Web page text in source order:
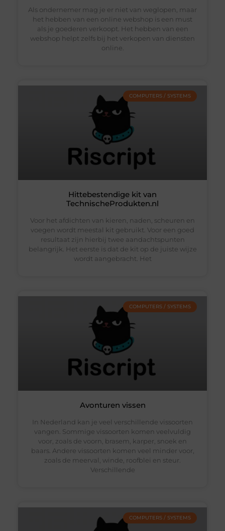
Als ondernemer mag je er niet van weglopen, maar
het hebben van een online webshop is een must
als je goederen verkoopt. Het hebben van een
webshop helpt zelfs bij het verkopen van diensten
online.
COMPUTERS / SYSTEMS
Hittebestendige kit van
TechnischeProdukten.nl
Voor het afdichten van kieren, naden, scheuren en
voegen wordt meestal kit gebruikt. Voor een goed
resultaat zijn hierbij twee aandachtspunten
belangrijk. Het eerste is dat de kit op de juiste wijze
wordt aangebracht. Het
COMPUTERS / SYSTEMS
Avonturen vissen
In Nederland kan je veel verschillende vissoorten
vangen. Sommige vissoorten komen veelvuldig
voor, zoals de voorn, brasem, karper, snoek en
baars. Andere vissoorten komen veel minder voor,
zoals de meerval, winde, roofblei en steur.
Verschillende
COMPUTERS / SYSTEMS